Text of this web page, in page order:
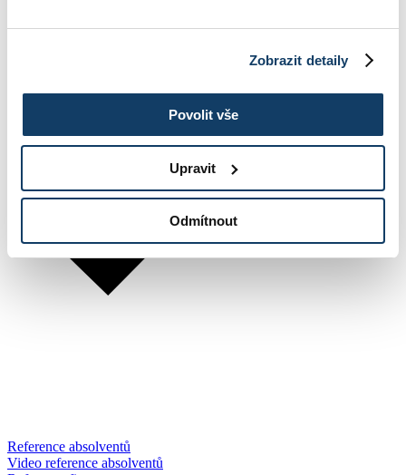
Zobrazit detaily
Povolit vše
Upravit
Odmítnout
Reference absolventů
Video reference absolventů